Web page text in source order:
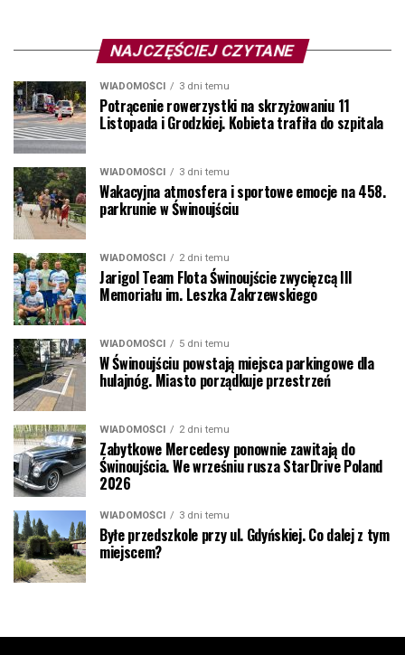
NAJCZĘŚCIEJ CZYTANE
WIADOMOŚCI 3 dni temu
Potrącenie rowerzystki na skrzyżowaniu 11
Listopada i Grodzkiej. Kobieta trafiła do szpitala
WIADOMOŚCI 3 dni temu
Wakacyjna atmosfera i sportowe emocje na 458.
parkrunie w Świnoujściu
WIADOMOŚCI 2 dni temu
Jarigol Team Flota Świnoujście zwycięzcą III
Memoriału im. Leszka Zakrzewskiego
WIADOMOŚCI 5 dni temu
W Świnoujściu powstają miejsca parkingowe dla
hulajnóg. Miasto porządkuje przestrzeń
WIADOMOŚCI 2 dni temu
Zabytkowe Mercedesy ponownie zawitają do
Świnoujścia. We wrześniu rusza StarDrive Poland
2026
WIADOMOŚCI 3 dni temu
Byłe przedszkole przy ul. Gdyńskiej. Co dalej z tym
miejscem?